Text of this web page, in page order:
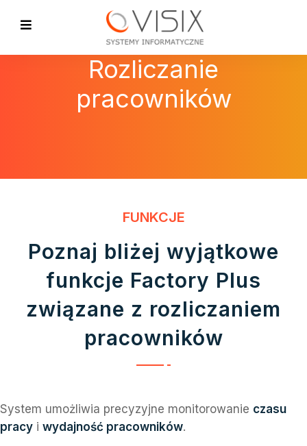
Rozliczanie
pracowników
FUNKCJE
Poznaj bliżej wyjątkowe
funkcje Factory Plus
związane z rozliczaniem
pracowników
System umożliwia precyzyjne monitorowanie czasu
pracy i wydajność pracowników.